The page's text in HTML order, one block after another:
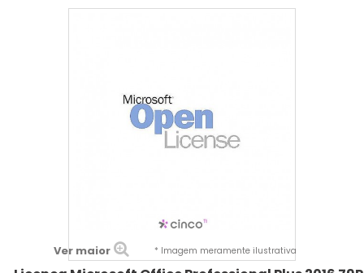
Ver maior * Imagem meramente ilustrativa